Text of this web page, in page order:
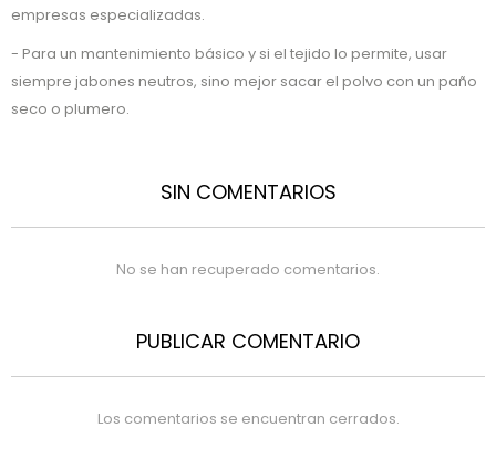
empresas especializadas.
- Para un mantenimiento básico y si el tejido lo permite, usar
siempre jabones neutros, sino mejor sacar el polvo con un paño
seco o plumero.
SIN COMENTARIOS
No se han recuperado comentarios.
PUBLICAR COMENTARIO
Los comentarios se encuentran cerrados.